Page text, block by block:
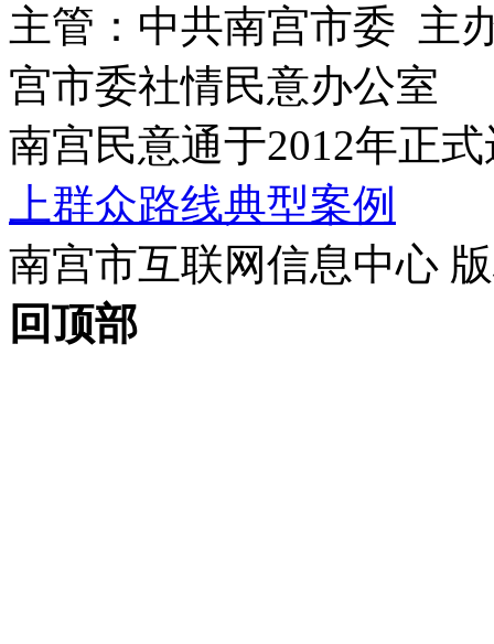
主管：中共南宫市委 主
宫市委社情民意办公室
南宫民意通于2012年正
上群众路线典型案例
南宫市互联网信息中心
回顶部